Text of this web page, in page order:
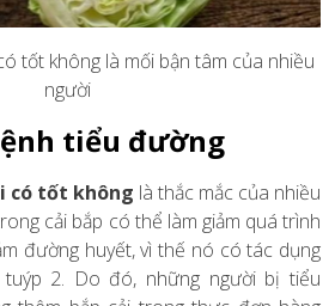
tốt không là mối bận tâm của nhiều
người
tiểu đường
có tốt không là thắc mắc của nhiều
cải bắp có thể làm giảm quá trình
đường huyết, vì thế nó có tác dụng
2. Do đó, những người bị tiểu